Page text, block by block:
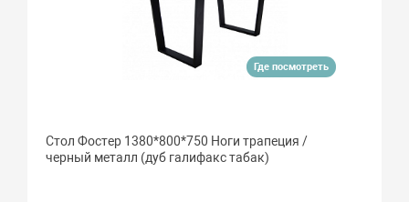
Где посмотреть
Стол Фостер 1380*800*750 Ноги трапеция /
черный металл (дуб галифакс табак)